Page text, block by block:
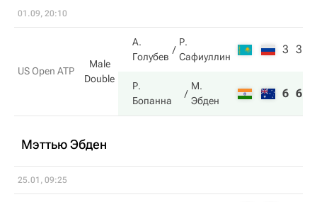
01.09, 20:10
US Open ATP
Male
Double
А.
Голубев
Р.
Сафиуллин
3 3
Р.
Бопанна
М.
Эбден
6 6
Мэттью Эбден
25.01, 09:25